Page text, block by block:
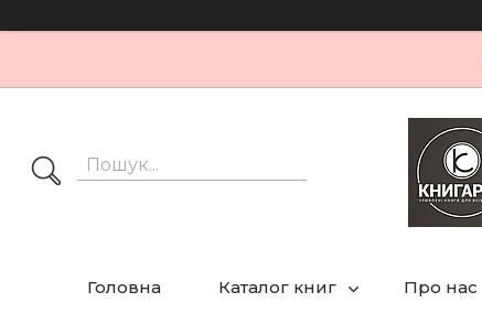
Головна Каталог книг Про нас